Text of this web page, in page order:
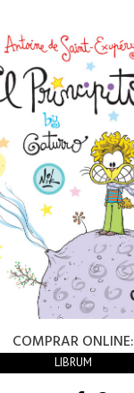
COMPRAR ONLINE:
LIBRUM